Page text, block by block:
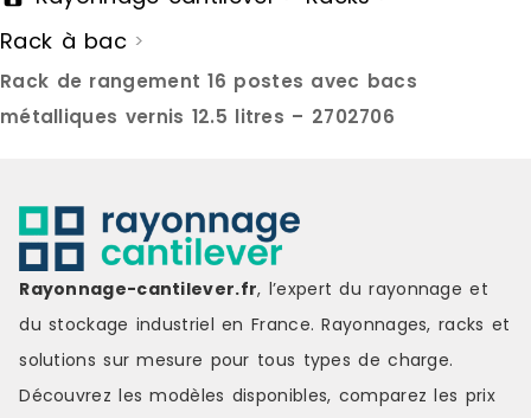
Rack à bac >
Rack de rangement 16 postes avec bacs
métalliques vernis 12.5 litres – 2702706
Rayonnage-cantilever.fr, l’expert du rayonnage et
du stockage industriel en France. Rayonnages, racks et
solutions sur mesure pour tous types de charge.
Découvrez les modèles disponibles, comparez les prix